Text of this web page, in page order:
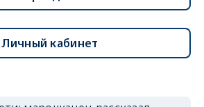
Личный кабинет